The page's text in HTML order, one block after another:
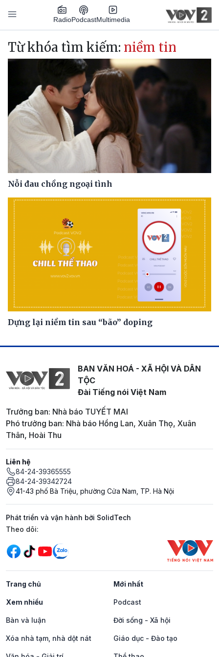
Nhảy đến nội dung
RadioPodcastMultimedia
Main navigation
Từ khóa tìm kiếm: niềm tin
Nỗi đau chồng ngoại tình
Dựng lại niềm tin sau “bão” doping
BAN VĂN HOÁ - XÃ HỘI VÀ DÂN
TỘC
Đài Tiếng nói Việt Nam
Trưởng ban: Nhà báo TUYẾT MAI
Phó trưởng ban: Nhà báo Hồng Lan, Xuân Thọ, Xuân
Thân, Hoài Thu
Liên hệ
84-24-39365555
84-24-39342724
41-43 phố Bà Triệu, phường Cửa Nam, TP. Hà Nội
Phát triển và vận hành bởi SolidTech
Mạng xã hội
Theo dõi:
Trang chủ Mới nhất
Xem nhiều Podcast
Bàn và luận Đời sống - Xã hội
Xóa nhà tạm, nhà dột nát Giáo dục - Đào tạo